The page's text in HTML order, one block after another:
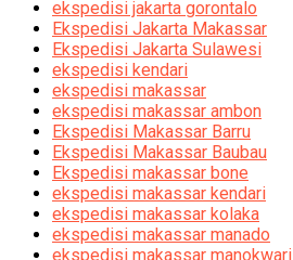
ekspedisi jakarta gorontalo
Ekspedisi Jakarta Makassar
Ekspedisi Jakarta Sulawesi
ekspedisi kendari
ekspedisi makassar
ekspedisi makassar ambon
Ekspedisi Makassar Barru
Ekspedisi Makassar Baubau
Ekspedisi makassar bone
ekspedisi makassar kendari
ekspedisi makassar kolaka
ekspedisi makassar manado
ekspedisi makassar manokwari